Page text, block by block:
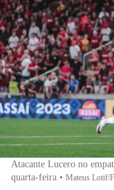
Atacante Lucero no
quarta-feira • Mateus Lotif/